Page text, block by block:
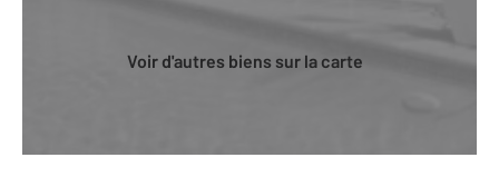
Voir d'autres biens sur la carte